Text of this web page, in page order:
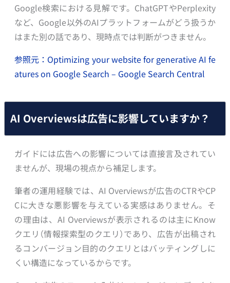
Google検索における見解です。ChatGPTやPerplexity
など、Google以外のAIプラットフォームがどう扱うか
はまた別の話であり、現時点では判断がつきません。
参照元：Optimizing your website for generative AI fe
atures on Google Search – Google Search Central
AI Overviewsは広告に影響していますか？
ガイドには広告への影響については直接言及されてい
ませんが、現場の視点から補足します。
筆者の運用経験では、AI Overviewsが広告のCTRやCP
Cに大きな悪影響を与えている実感はありません。そ
の理由は、AI Overviewsが表示されるのは主にKnow
クエリ（情報探索型のクエリ）であり、広告が出稿され
るコンバージョン目的のクエリとはバッティングしに
くい構造になっているからです。